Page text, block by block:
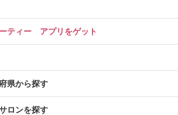
ティー アプリをゲット
県から探す
ロンを探す